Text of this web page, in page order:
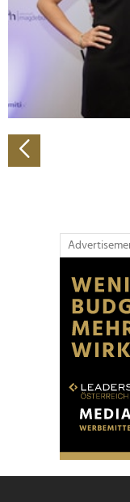
Wir verwenden
personalisieren,
zu können und die
analysieren.
Verwendung
Partner führen
weiteren Daten